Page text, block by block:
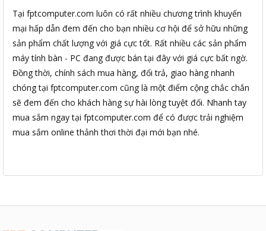
Tại fptcomputer.com luôn có rất nhiều chương trình khuyến
mại hấp dẫn đem đến cho bạn nhiều cơ hội để sở hữu những
sản phẩm chất lượng với giá cực tốt. Rất nhiều các sản phẩm
máy tính bàn - PC đang được bán tại đây với giá cực bất ngờ.
Đồng thời, chính sách mua hàng, đổi trả, giao hàng nhanh
chóng tại fptcomputer.com cũng là một điểm cộng chắc chắn
sẽ đem đến cho khách hàng sự hài lòng tuyệt đối. Nhanh tay
mua sắm ngay tại fptcomputer.com để có được trải nghiệm
mua sắm online thảnh thơi thời đại mới bạn nhé.